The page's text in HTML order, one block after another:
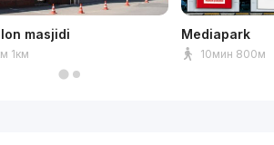
masjidi
1км
Mediapark
10мин 800м